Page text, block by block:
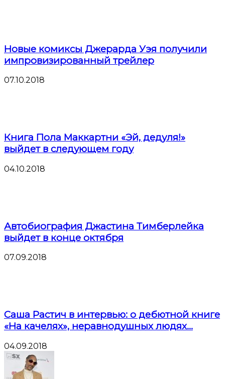
Новые комиксы Джерарда Уэя получили
импровизированный трейлер
07.10.2018
Книга Пола Маккартни «Эй, дедуля!»
выйдет в следующем году
04.10.2018
Автобиография Джастина Тимберлейка
выйдет в конце октября
07.09.2018
Саша Растич в интервью: о дебютной книге
«На качелях», неравнодушных людях...
04.09.2018